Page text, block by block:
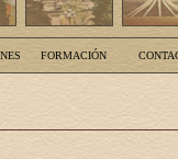
FORMACIÓN